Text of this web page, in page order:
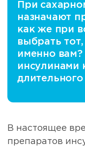
При
назначают
как же при
выбрать
именно
инсулинами
длительного
В настоящее
препаратов